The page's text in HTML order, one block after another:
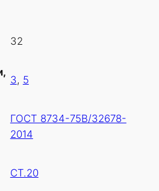
32
3, 5
ГОСТ 8734-75В/32678-
2014
СТ.20